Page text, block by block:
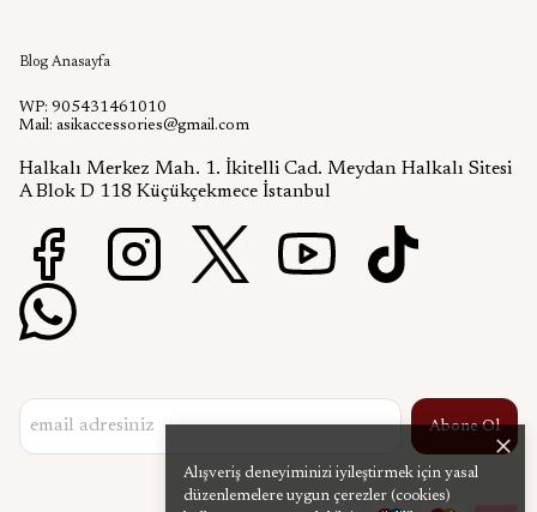
Alışveriş deneyiminizi iyileştirmek için yasal
düzenlemelere uygun çerezler (cookies)
Blog Anasayfa
WP: 905431461010
Mail: asikaccessories@gmail.com
Halkalı Merkez Mah. 1. İkitelli Cad. Meydan Halkalı Sitesi
A Blok D 118 Küçükçekmece İstanbul
Abone Ol